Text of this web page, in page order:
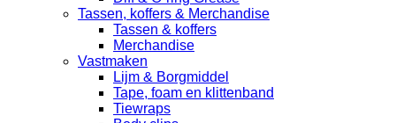
Tassen, koffers & Merchandise
Tassen & koffers
Merchandise
Vastmaken
Lijm & Borgmiddel
Tape, foam en klittenband
Tiewraps